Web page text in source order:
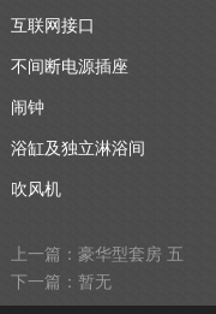
互联网接口
不间断电源插座
闹钟
浴缸及独立淋浴间
吹风机
上一篇：豪华型套房 五
下一篇：暂无